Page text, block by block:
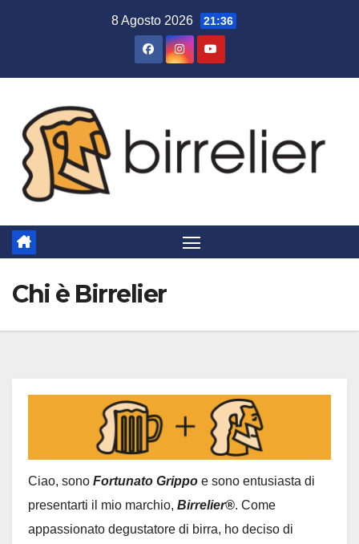
8 Agosto 2026 21:36
Chi è Birrelier
Ciao, sono Fortunato Grippo e sono entusiasta di
presentarti il mio marchio, Birrelier®. Come
appassionato degustatore di birra, ho deciso di